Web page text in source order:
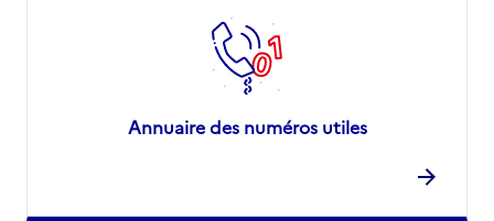
Annuaire des numéros utiles